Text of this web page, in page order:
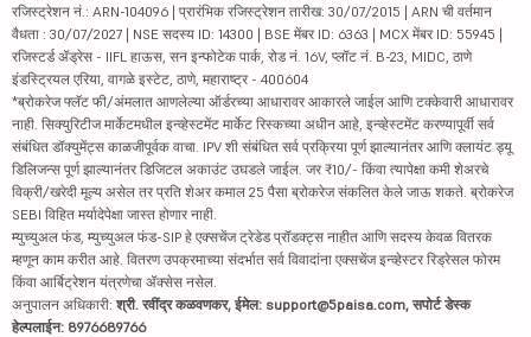
रजिस्ट्रेशन नं.: ARN-104096 | प्रारंभिक रजिस्ट्रेशन तारीख: 30/07/2015 | ARN ची वर्तमान
वैधता : 30/07/2027 | NSE सदस्य ID: 14300 | BSE मेंबर ID: 6363 | MCX मेंबर ID: 55945 |
रजिस्टर्ड ॲड्रेस - IIFL हाऊस, सन इन्फोटेक पार्क, रोड नं. 16V, प्लॉट नं. B-23, MIDC, ठाणे
इंडस्ट्रियल एरिया, वागळे इस्टेट, ठाणे, महाराष्ट्र - 400604
*ब्रोकरेज फ्लॅट फी/अंमलात आणलेल्या ऑर्डरच्या आधारावर आकारले जाईल आणि टक्केवारी आधारावर
नाही. सिक्युरिटीज मार्केटमधील इन्व्हेस्टमेंट मार्केट रिस्कच्या अधीन आहे, इन्व्हेस्टमेंट करण्यापूर्वी सर्व
संबंधित डॉक्युमेंट्स काळजीपूर्वक वाचा. IPV शी संबंधित सर्व प्रक्रिया पूर्ण झाल्यानंतर आणि क्लायंट ड्यू
डिलिजन्स पूर्ण झाल्यानंतर डिजिटल अकाउंट उघडले जाईल. जर ₹10/- किंवा त्यापेक्षा कमी शेअरचे
विक्री/खरेदी मूल्य असेल तर प्रति शेअर कमाल 25 पैसा ब्रोकरेज संकलित केले जाऊ शकते. ब्रोकरेज
SEBI विहित मर्यादेपेक्षा जास्त होणार नाही.
म्युच्युअल फंड, म्युच्युअल फंड-SIP हे एक्सचेंज ट्रेडेड प्रॉडक्ट्स नाहीत आणि सदस्य केवळ वितरक
म्हणून काम करीत आहे. वितरण उपक्रमाच्या संदर्भात सर्व विवादांना एक्सचेंज इन्व्हेस्टर रिड्रेसल फोरम
किंवा आर्बिट्रेशन यंत्रणेचा ॲक्सेस नसेल.
अनुपालन अधिकारी: श्री. रवींद्र कळवणकर, ईमेल: support@5paisa.com, सपोर्ट डेस्क
हेल्पलाईन: 8976689766